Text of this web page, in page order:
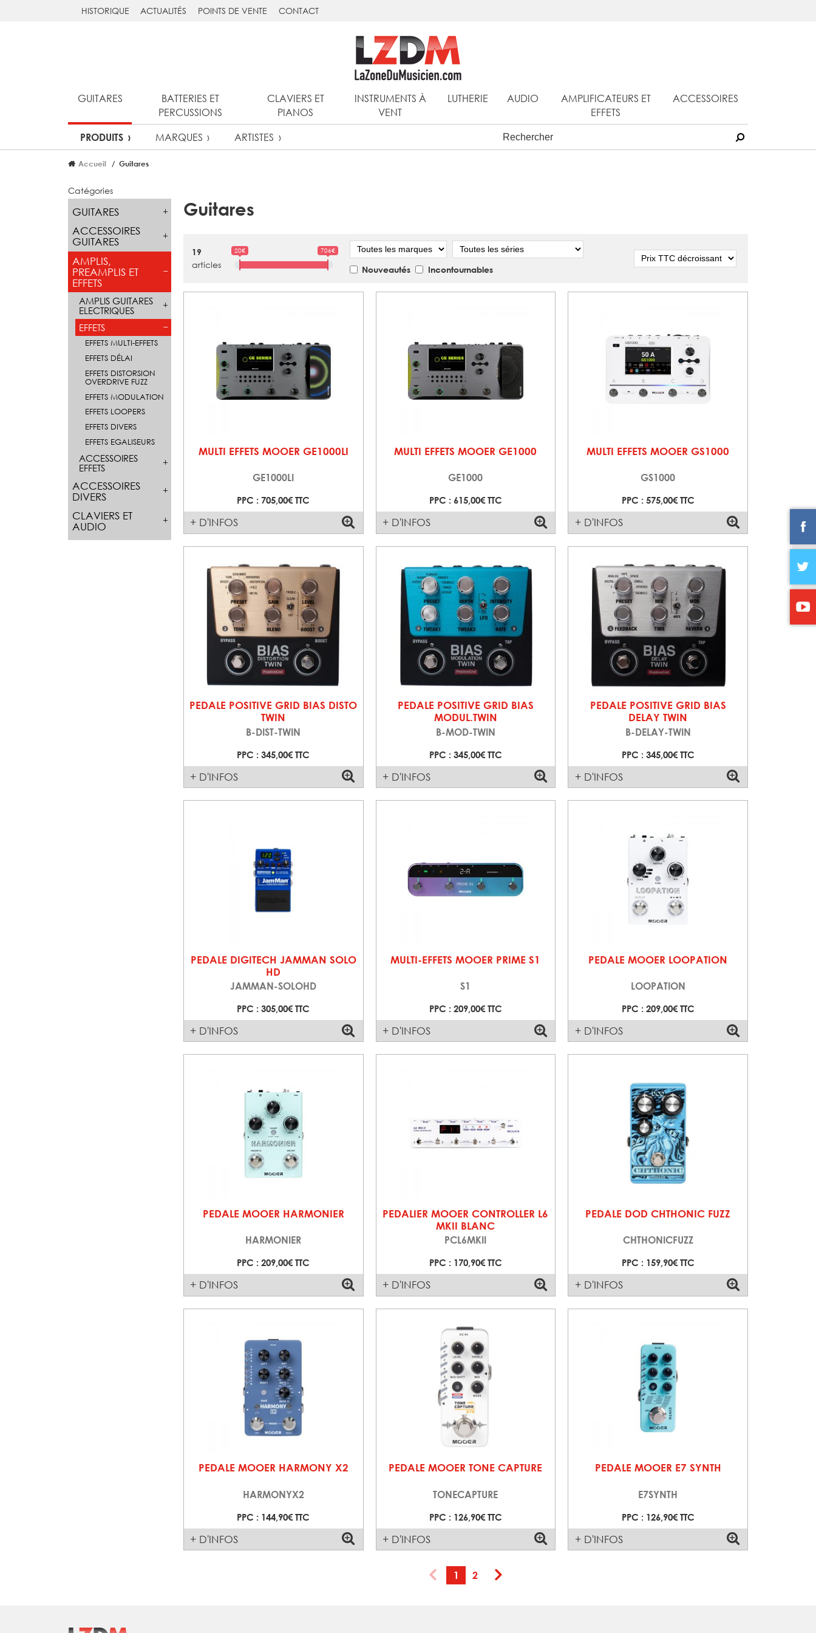
HISTORIQUE ACTUALITÉS POINTS DE VENTE CONTACT
GUITARES
BATTERIES ET
PERCUSSIONS
CLAVIERS ET
PIANOS
INSTRUMENTS À
VENT
LUTHERIE AUDIO
AMPLIFICATEURS ET
EFFETS
ACCESSOIRES
PRODUITS MARQUES ARTISTES
Accueil Guitares
Catégories
GUITARES
ACCESSOIRES
GUITARES
AMPLIS,
PREAMPLIS ET
EFFETS
AMPLIS GUITARES
ELECTRIQUES
EFFETS
EFFETS MULTI-EFFETS
EFFETS DÉLAI
EFFETS DISTORSION
OVERDRIVE FUZZ
EFFETS MODULATION
EFFETS LOOPERS
EFFETS DIVERS
EFFETS EGALISEURS
ACCESSOIRES
EFFETS
ACCESSOIRES
DIVERS
CLAVIERS ET
AUDIO
Guitares
19
articles
20€ 706€ Marque Série
Nouveautés Incontournables
MULTI EFFETS MOOER GE1000LI
GE1000LI
PPC : 705,00€ TTC
+ D'INFOS
MULTI EFFETS MOOER GE1000
GE1000
PPC : 615,00€ TTC
+ D'INFOS
MULTI EFFETS MOOER GS1000
GS1000
PPC : 575,00€ TTC
+ D'INFOS
PEDALE POSITIVE GRID BIAS DISTO
TWIN
B-DIST-TWIN
PPC : 345,00€ TTC
+ D'INFOS
PEDALE POSITIVE GRID BIAS
MODUL.TWIN
B-MOD-TWIN
PPC : 345,00€ TTC
+ D'INFOS
PEDALE POSITIVE GRID BIAS
DELAY TWIN
B-DELAY-TWIN
PPC : 345,00€ TTC
+ D'INFOS
PEDALE DIGITECH JAMMAN SOLO
HD
JAMMAN-SOLOHD
PPC : 305,00€ TTC
+ D'INFOS
MULTI-EFFETS MOOER PRIME S1
S1
PPC : 209,00€ TTC
+ D'INFOS
PEDALE MOOER LOOPATION
LOOPATION
PPC : 209,00€ TTC
+ D'INFOS
PEDALE MOOER HARMONIER
HARMONIER
PPC : 209,00€ TTC
+ D'INFOS
PEDALIER MOOER CONTROLLER L6
MKII BLANC
PCL6MKII
PPC : 170,90€ TTC
+ D'INFOS
PEDALE DOD CHTHONIC FUZZ
CHTHONICFUZZ
PPC : 159,90€ TTC
+ D'INFOS
PEDALE MOOER HARMONY X2
HARMONYX2
PPC : 144,90€ TTC
+ D'INFOS
PEDALE MOOER TONE CAPTURE
TONECAPTURE
PPC : 126,90€ TTC
+ D'INFOS
PEDALE MOOER E7 SYNTH
E7SYNTH
PPC : 126,90€ TTC
+ D'INFOS
1 2